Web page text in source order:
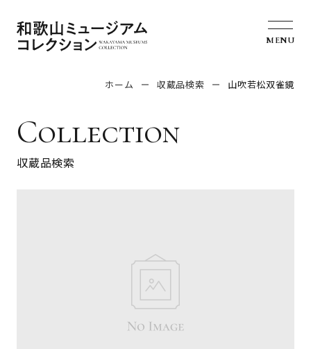
MENU
ホーム 収蔵品検索 山吹若松双雀鏡
Collection
収蔵品検索